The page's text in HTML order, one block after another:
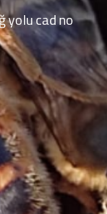
yolu cad no